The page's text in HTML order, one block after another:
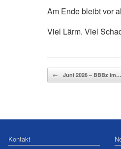
Am Ende bleibt vor
Viel Lärm. Viel
Beitragsnavigation
← Juni 2026 – BBBz im…
Kontakt